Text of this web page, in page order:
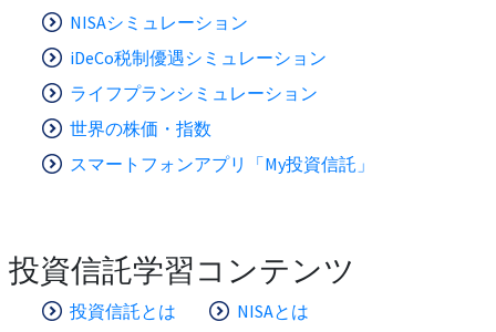
NISAシミュレーション
iDeCo税制優遇シミュレーション
ライフプランシミュレーション
世界の株価・指数
スマートフォンアプリ「My投資信託」
投資信託学習コンテンツ
投資信託とは NISAとは